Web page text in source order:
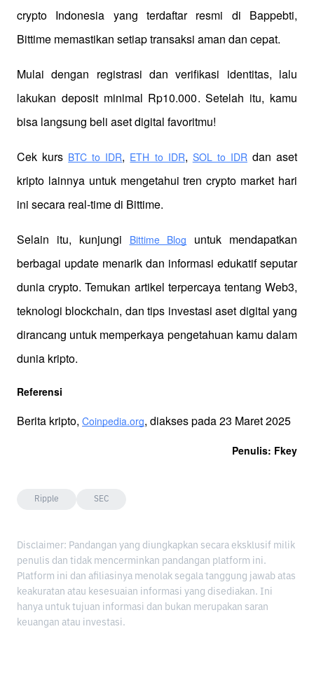
crypto Indonesia yang terdaftar resmi di Bappebti,
Bittime memastikan setiap transaksi aman dan cepat.
Mulai dengan registrasi dan verifikasi identitas, lalu
lakukan deposit minimal Rp10.000. Setelah itu, kamu
bisa langsung beli aset digital favoritmu!
Cek kurs BTC to IDR, ETH to IDR, SOL to IDR dan aset
kripto lainnya untuk mengetahui tren crypto market hari
ini secara real-time di Bittime.
Selain itu, kunjungi Bittime Blog
untuk mendapatkan
berbagai update menarik dan informasi edukatif seputar
dunia crypto. Temukan artikel terpercaya tentang Web3,
teknologi blockchain, dan tips investasi aset digital yang
dirancang untuk memperkaya pengetahuan kamu dalam
dunia kripto.
Referensi
Berita kripto, Coinpedia.org, diakses pada 23 Maret 2025
Penulis: Fkey
Ripple SEC
Disclaimer: Pandangan yang diungkapkan secara eksklusif milik
penulis dan tidak mencerminkan pandangan platform ini.
Platform ini dan afiliasinya menolak segala tanggung jawab atas
keakuratan atau kesesuaian informasi yang disediakan. Ini
hanya untuk tujuan informasi dan bukan merupakan saran
keuangan atau investasi.